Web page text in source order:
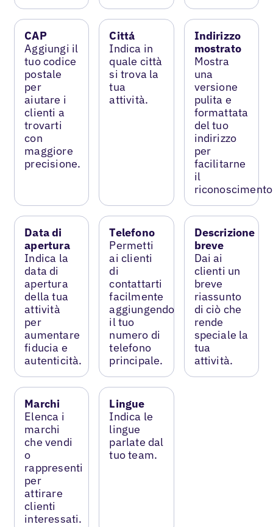
CAP
Aggiungi il
tuo codice
postale
per
aiutare i
clienti a
trovarti
con
maggiore
precisione.
Cittá
Indica in
quale città
si trova la
tua
attività.
Indirizzo
mostrato
Mostra
una
versione
pulita e
formattata
del tuo
indirizzo
per
facilitarne
il
Data di
apertura
Indica la
data di
apertura
della tua
attività
per
aumentare
fiducia e
autenticità.
Telefono
Permetti
ai clienti
di
contattarti
facilmente
aggiungendo
il tuo
numero di
telefono
principale.
Descrizione
breve
Dai ai
clienti un
breve
riassunto
di ciò che
rende
speciale la
tua
attività.
Marchi
Elenca i
marchi
che vendi
o
rappresenti
per
attirare
clienti
interessati.
Lingue
Indica le
lingue
parlate dal
tuo team.